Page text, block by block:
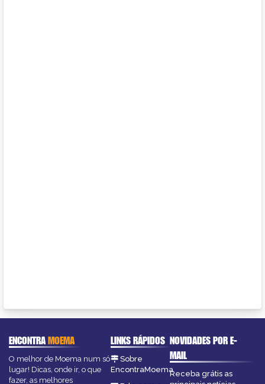
ENCONTRAMOEMA
O melhor de Moema num só
lugar! Dicas, onde ir, o que
fazer, as melhores
LINKS RÁPIDOS
Sobre
EncontraMoema
NOVIDADES POR E-
MAIL
Receba grátis as